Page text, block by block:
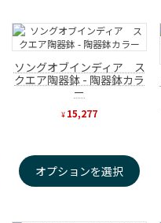
し
た。
で
す。
ソングオブインディア ス
クエア陶器鉢 - 陶器鉢カラ
ー
¥ 15,277
オプションを選択